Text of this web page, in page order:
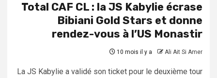
Total CAF CL : la JS Kabylie écrase
Bibiani Gold Stars et donne
rendez-vous à l’US Monastir
10 mois il y a Ali Ait Si Amer
La JS Kabylie a validé son ticket pour le deuxième tour